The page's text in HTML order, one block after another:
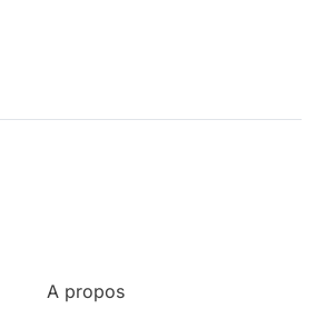
A propos